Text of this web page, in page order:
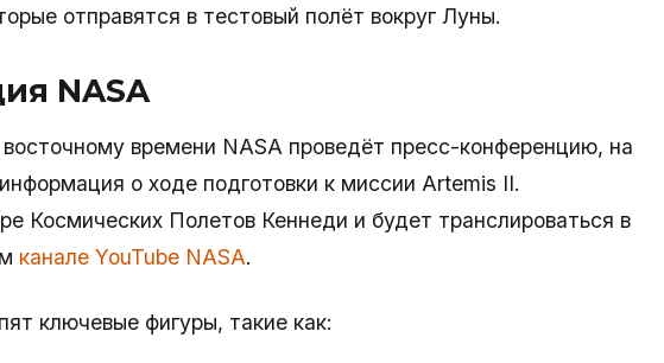
отправятся в тестовый полёт вокруг Луны.
NASA
времени NASA проведёт пресс-конференцию, на
о ходе подготовки к миссии Artemis II.
Космических Полетов Кеннеди и будет транслироваться в
канале YouTube NASA.
ключевые фигуры, такие как: